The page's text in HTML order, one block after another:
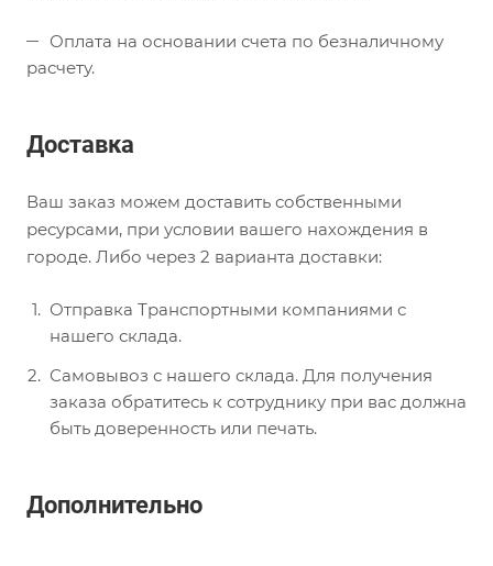
Оплата на основании счета по безналичному
расчету.
Доставка
Ваш заказ можем доставить собственными
ресурсами, при условии вашего нахождения в
городе. Либо через 2 варианта доставки:
Отправка Транспортными компаниями с
нашего склада.
Самовывоз с нашего склада. Для получения
заказа обратитесь к сотруднику при вас должна
быть доверенность или печать.
Дополнительно